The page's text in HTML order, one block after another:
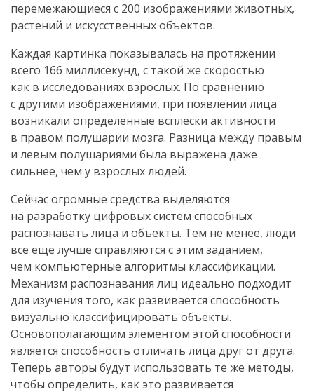
перемежающиеся с 200 изображениями животных,
растений и искусственных объектов.
Каждая картинка показывалась на протяжении
всего 166 миллисекунд, с такой же скоростью
как в исследованиях взрослых. По сравнению
с другими изображениями, при появлении лица
возникали определенные всплески активности
в правом полушарии мозга. Разница между правым
и левым полушариями была выражена даже
сильнее, чем у взрослых людей.
Сейчас огромные средства выделяются
на разработку цифровых систем способных
распознавать лица и объекты. Тем не менее, люди
все еще лучше справляются с этим заданием,
чем компьютерные алгоритмы классификации.
Механизм распознавания лиц идеально подходит
для изучения того, как развивается способность
визуально классифицировать объекты.
Основополагающим элементом этой способности
является способность отличать лица друг от друга.
Теперь авторы будут использовать те же методы,
чтобы определить, как это развивается